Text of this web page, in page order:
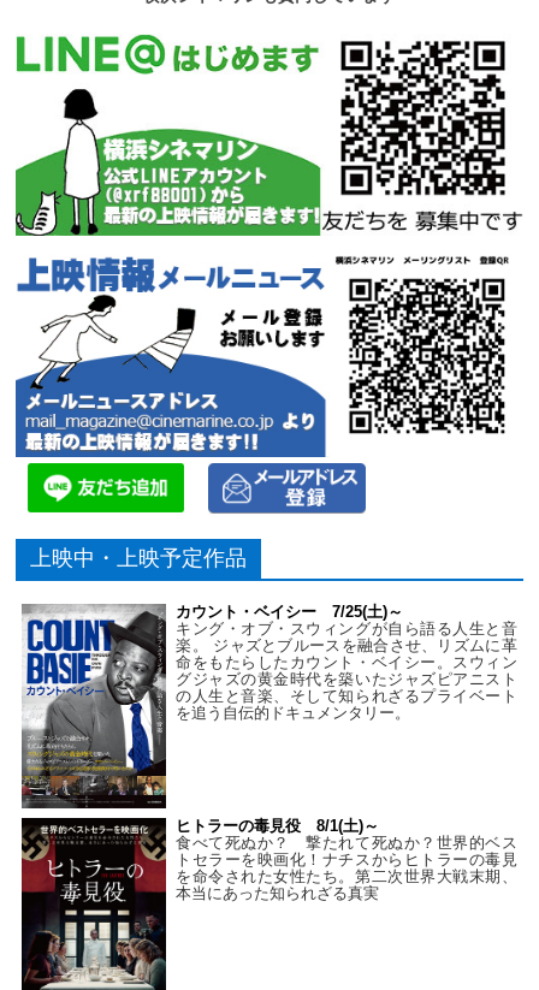
上映中・上映予定作品
カウント・ベイシー 7/25(土)～
キング・オブ・スウィングが自ら語る人生と音
楽。 ジャズとブルースを融合させ、リズムに革
命をもたらしたカウント・ベイシー。スウィン
グジャズの黄金時代を築いたジャズピアニスト
の人生と音楽、そして知られざるプライベート
を追う自伝的ドキュメンタリー。
ヒトラーの毒見役 8/1(土)～
食べて死ぬか？ 撃たれて死ぬか？世界的ベス
トセラーを映画化！ナチスからヒトラーの毒見
を命令された女性たち。第二次世界大戦末期、
本当にあった知られざる真実